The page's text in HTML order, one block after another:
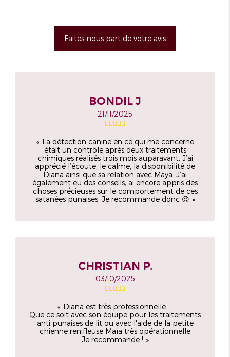
Faites-nous part de votre avis
BONDIL J
21/11/2025
La détection canine en ce qui me concerne
était un contrôle après deux traitements
chimiques réalisés trois mois auparavant. J’ai
apprécié l’écoute, le calme, la disponibilité de
Diana ainsi que sa relation avec Maya. J’ai
également eu des conseils, ai encore appris des
choses précieuses sur le comportement de ces
satanées punaises. Je recommande donc 😉
CHRISTIAN P.
03/10/2025
Diana est très professionnelle ...
Que ce soit avec son équipe pour les traitements
anti punaises de lit ou avec l'aide de la petite
chienne renifleuse Maïa très opérationnelle
Je recommande !